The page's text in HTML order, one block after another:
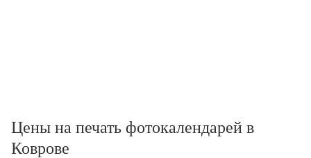
Цены на печать фотокалендарей в
Коврове